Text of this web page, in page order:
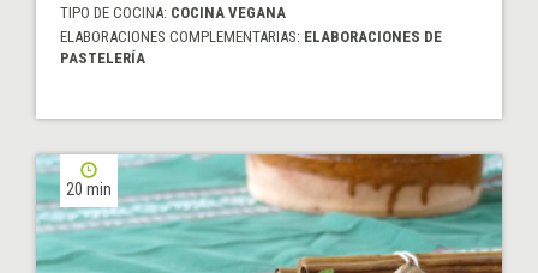
TIPO DE COCINA: COCINA VEGANA
ELABORACIONES COMPLEMENTARIAS: ELABORACIONES DE
PASTELERÍA
20 min